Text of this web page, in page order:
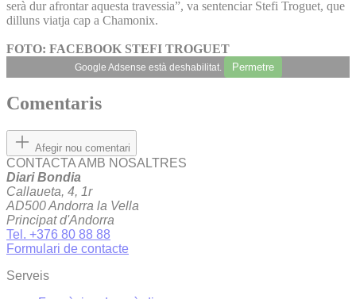
serà dur afrontar aquesta travessia”, va sentenciar Stefi Troguet, que
dilluns viatja cap a Chamonix.
FOTO: FACEBOOK STEFI TROGUET
Google Adsense està deshabilitat. Permetre
Comentaris
Afegir nou comentari
CONTACTA AMB NOSALTRES
Diari Bondia
Callaueta, 4, 1r
AD500 Andorra la Vella
Principat d'Andorra
Tel. +376 80 88 88
Formulari de contacte
Serveis